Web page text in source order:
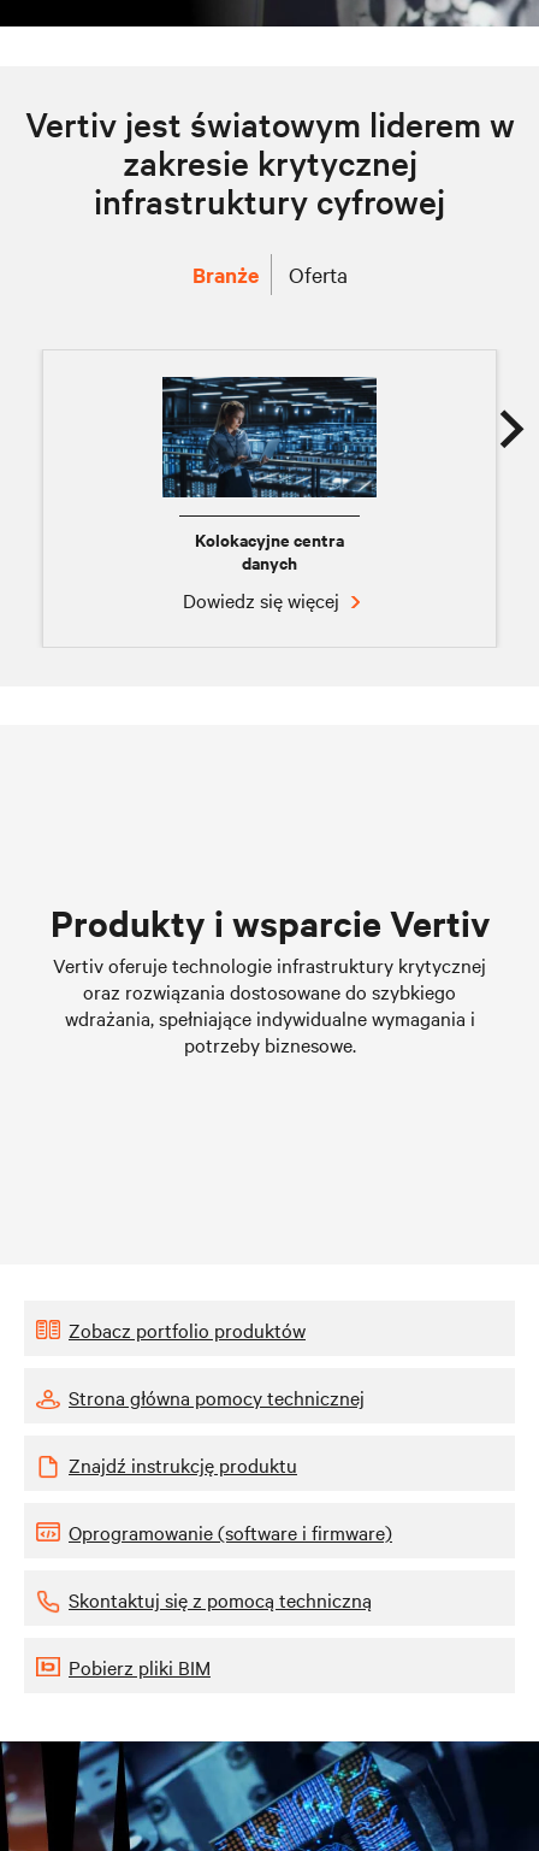
Vertiv jest światowym liderem w
zakresie krytycznej
infrastruktury cyfrowej
Branże Oferta
Kolokacyjne centra
danych
Dowiedz się więcej
Produkty i wsparcie Vertiv
Vertiv oferuje technologie infrastruktury krytycznej
oraz rozwiązania dostosowane do szybkiego
wdrażania, spełniające indywidualne wymagania i
potrzeby biznesowe.
Zobacz portfolio produktów
Strona główna pomocy technicznej
Znajdź instrukcję produktu
Oprogramowanie (software i firmware)
Skontaktuj się z pomocą techniczną
Pobierz pliki BIM